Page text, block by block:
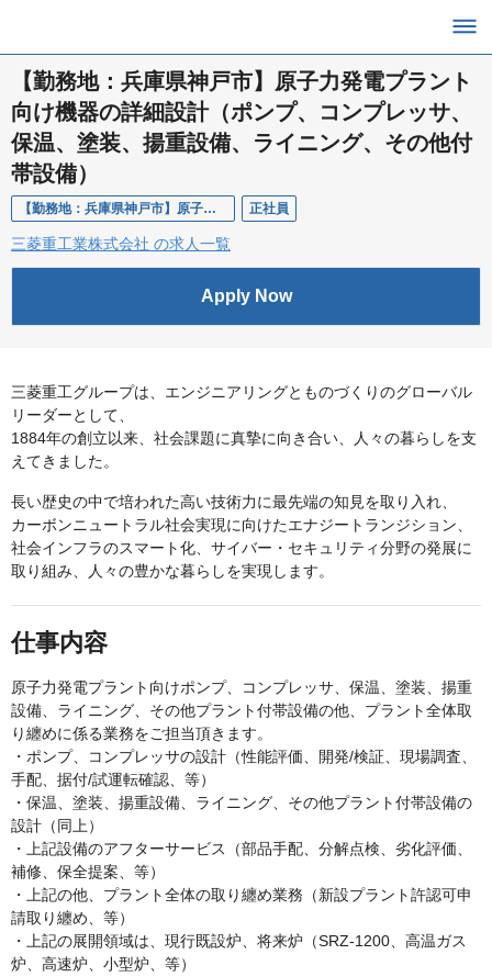
【勤務地：兵庫県神戸市】原子力発電プラント
向け機器の詳細設計（ポンプ、コンプレッサ、
保温、塗装、揚重設備、ライニング、その他付
帯設備）
【勤務地：兵庫県神戸市】原子力発電プラント向け機器の詳細設計（ポンプ、コンプレッサ、保温、塗装、揚重設備、ライニング、その他付帯設備） 正社員
三菱重工業株式会社 の求人一覧
Apply Now
三菱重工グループは、エンジニアリングとものづくりのグローバル
リーダーとして、
1884年の創立以来、社会課題に真摯に向き合い、人々の暮らしを支
えてきました。
長い歴史の中で培われた高い技術力に最先端の知見を取り入れ、
カーボンニュートラル社会実現に向けたエナジートランジション、
社会インフラのスマート化、サイバー・セキュリティ分野の発展に
取り組み、人々の豊かな暮らしを実現します。
仕事内容
原子力発電プラント向けポンプ、コンプレッサ、保温、塗装、揚重
設備、ライニング、その他プラント付帯設備の他、プラント全体取
り纏めに係る業務をご担当頂きます。
・ポンプ、コンプレッサの設計（性能評価、開発/検証、現場調査、
手配、据付/試運転確認、等）
・保温、塗装、揚重設備、ライニング、その他プラント付帯設備の
設計（同上）
・上記設備のアフターサービス（部品手配、分解点検、劣化評価、
補修、保全提案、等）
・上記の他、プラント全体の取り纏め業務（新設プラント許認可申
請取り纏め、等）
・上記の展開領域は、現行既設炉、将来炉（SRZ-1200、高温ガス
炉、高速炉、小型炉、等）